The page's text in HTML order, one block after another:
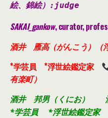
絵、錦絵） :judge
SAKAI_gankow, curator,
酒井 雁高（がんこう）（
*学芸員 *浮世絵鑑定家
有楽町）
酒井 邦男（くにお
*学芸員 *浮世絵鑑定家